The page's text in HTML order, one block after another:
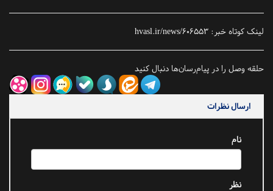
لینک کوتاه خبر: hvasl.ir/news/606553
حلقه وصل را در پیام‌رسان‌ها دنبال کنید
ارسال نظرات
نام
نظر